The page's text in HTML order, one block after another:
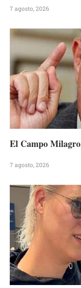
7 agosto, 2026
El Campo
7 agosto, 2026